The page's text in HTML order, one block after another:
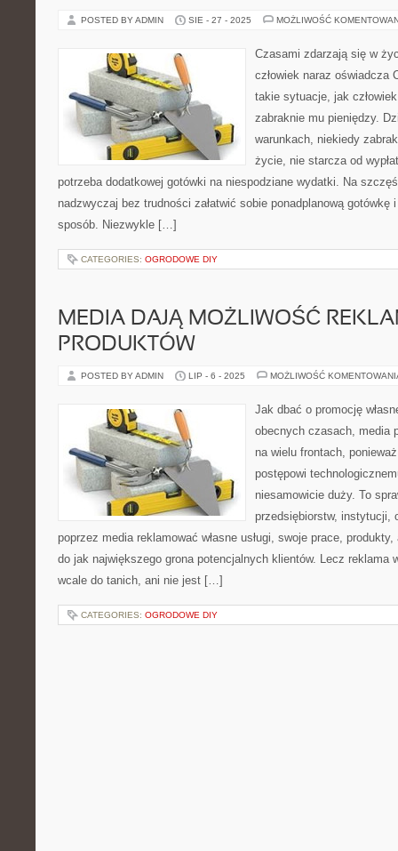
POSTED BY ADMIN SIE - 27 - 2025 MOŻLIWOŚĆ
Czasami zdarzają się w
człowiek naraz oświadcza
takie sytuacje, jak
zabraknie mu pieniędzy.
warunkach, niekiedy
życie, nie starcza od
potrzeba dodatkowej gotówki na niespodziane wydatki. Na
nadzwyczaj bez trudności załatwić sobie ponadplanową gotówkę
sposób. Niezwykle […]
CATEGORIES: OGRODOWE DIY
MEDIA DAJĄ MOŻLIWOŚĆ
PRODUKTÓW
POSTED BY ADMIN LIP - 6 - 2025 MOŻLIWOŚĆ
Jak dbać o promocję
obecnych czasach, media
na wielu frontach,
postępowi
niesamowicie duży. To
przedsiębiorstw, instytucji,
poprzez media reklamować własne usługi, swoje prace,
do jak największego grona potencjalnych klientów. Lecz reklama
wcale do tanich, ani nie jest […]
CATEGORIES: OGRODOWE DIY